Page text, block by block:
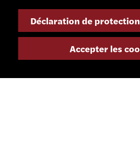
CONTACT
SCHAUBLIN
Rue Nomlieutant 1
Suisse
Déclaration de
Accepter les